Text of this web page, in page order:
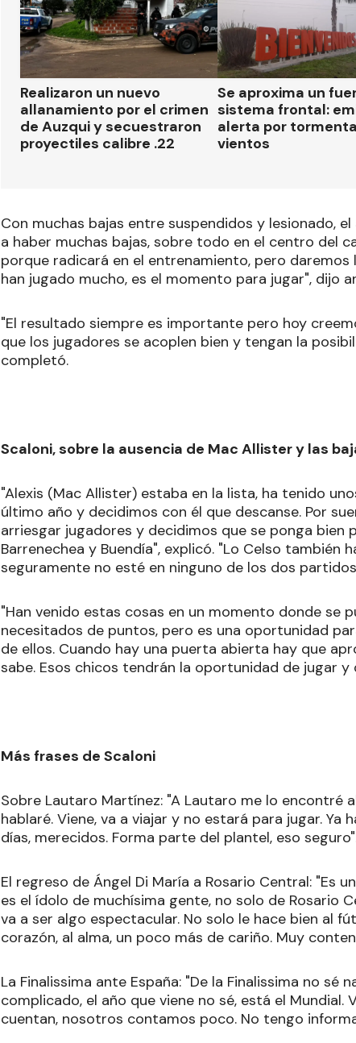
Realizaron un nuevo
allanamiento por el crimen
de Auzqui y secuestraron
proyectiles calibre .22
Se aproxima un
sistema frontal:
alerta por
vientos
Con muchas bajas entre suspendidos y lesionado,
a haber muchas bajas, sobre todo en el centro del
porque radicará en el entrenamiento, pero
han jugado mucho, es el momento para jugar", dijo
"El resultado siempre es importante pero hoy
que los jugadores se acoplen bien y tengan la
completó.
Scaloni, sobre la ausencia de Mac Allister y las
"Alexis (Mac Allister) estaba en la lista, ha tenido
último año y decidimos con él que descanse. Por
arriesgar jugadores y decidimos que se ponga bien
Barrenechea y Buendía", explicó. "Lo Celso también
seguramente no esté en ninguno de los dos
"Han venido estas cosas en un momento donde se
necesitados de puntos, pero es una oportunidad
de ellos. Cuando hay una puerta abierta hay que
sabe. Esos chicos tendrán la oportunidad de jugar
Más frases de Scaloni
Sobre Lautaro Martínez: "A Lautaro me lo encontré
hablaré. Viene, va a viajar y no estará para jugar.
días, merecidos. Forma parte del plantel, eso
El regreso de Ángel Di María a Rosario Central: "Es
es el ídolo de muchísima gente, no solo de Rosario
va a ser algo espectacular. No solo le hace bien al
corazón, al alma, un poco más de cariño. Muy
La Finalissima ante España: "De la Finalissima no sé
complicado, el año que viene no sé, está el
cuentan, nosotros contamos poco. No tengo